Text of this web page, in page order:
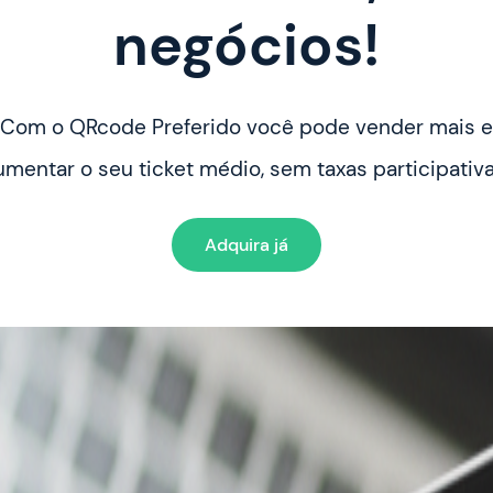
negócios!
Com o QRcode Preferido você pode vender mais e
o seu ticket médio, sem taxas
Adquira já